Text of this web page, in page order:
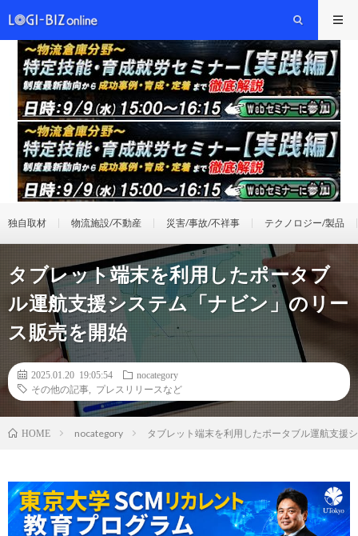
独自取材 物流施設/不動産 災害/事故/不祥事 テクノロジー/製品
タブレット端末を利用したポータブ
ル運航支援システム「ナビン」のリー
ス販売を開始
2025.01.20 19:05:54
nocategory
その他の記事
プレスリリースなど
HOME nocategory タブレット端末を利用したポータブル運航支援